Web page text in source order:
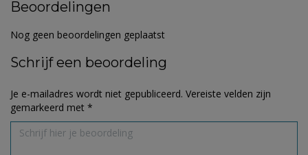
Beoordelingen
Nog geen beoordelingen geplaatst
Schrijf een beoordeling
Je e-mailadres wordt niet gepubliceerd. Vereiste velden zijn
gemarkeerd met *